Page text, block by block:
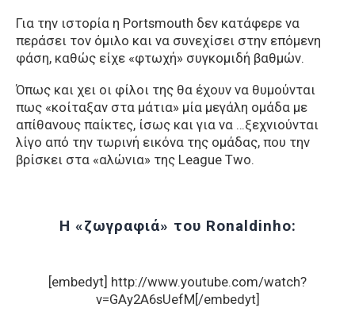
Για την ιστορία η Portsmouth δεν κατάφερε να
περάσει τον όμιλο και να συνεχίσει στην επόμενη
φάση, καθώς είχε «φτωχή» συγκομιδή βαθμών.
Όπως και χει οι φίλοι της θα έχουν να θυμούνται
πως «κοίταξαν στα μάτια» μία μεγάλη ομάδα με
απίθανους παίκτες, ίσως και για να …ξεχνιούνται
λίγο από την τωρινή εικόνα της ομάδας, που την
βρίσκει στα «αλώνια» της League Two.
Η «ζωγραφιά» του Ronaldinho:
[embedyt] http://www.youtube.com/watch?
v=GAy2A6sUefM[/embedyt]